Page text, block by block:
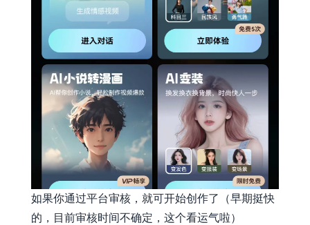
如果你通过平台审核，就可开始创作了（早期挺快
的，目前审核时间不确定，这个看运气啦）